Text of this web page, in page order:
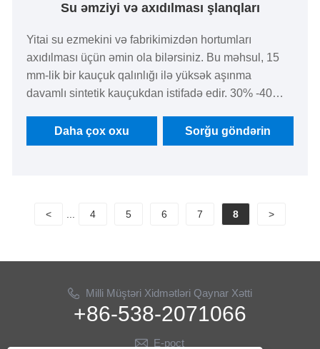
Su əmziyi və axıdılması şlanqları
Yitai su ezmekini və fabrikimizdən hortumları
axıdılması üçün əmin ola bilərsiniz. Bu məhsul, 15
mm-lik bir kauçuk qalınlığı ilə yüksək aşınma
davamlı sintetik kauçukdan istifadə edir. 30% -40%
Daha çox oxu
Sorğu göndərin
< 4 5 6 7 8 >
Milli Müştəri Xidmətləri Qaynar Xətti
+86-538-2071066
E-poçt